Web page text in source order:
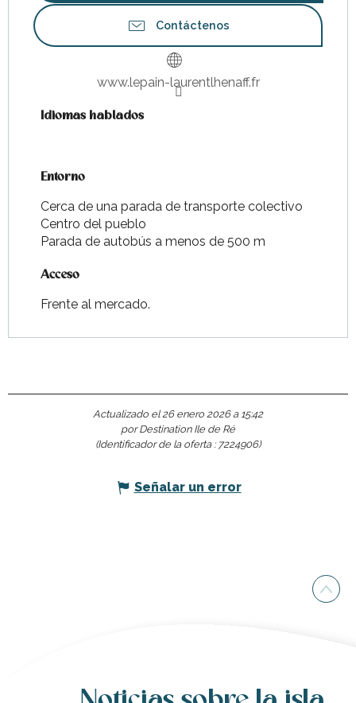
Contáctenos
www.lepain-laurentlhenaff.fr
Idiomas hablados
Idiomas hablados
Entorno
Entorno
Cerca de una parada de transporte colectivo
Centro del pueblo
Parada de autobús a menos de 500 m
Acceso
Acceso
Frente al mercado.
Actualizado el 26 enero 2026 a 15:42
por Destination Ile de Ré
(Identificador de la oferta : 7224906)
Señalar un error